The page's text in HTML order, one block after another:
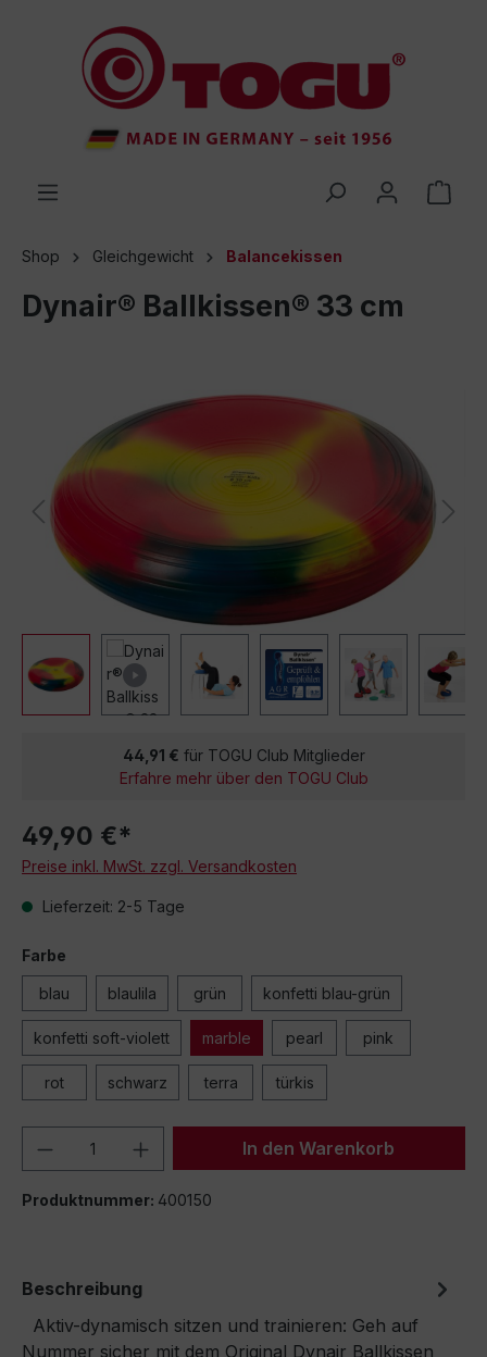
springen
Shop Gleichgewicht Balancekissen
Dynair® Ballkissen® 33 cm
44,91 € für TOGU Club Mitglieder
Erfahre mehr über den TOGU Club
49,90 €*
Preise inkl. MwSt. zzgl. Versandkosten
Lieferzeit: 2-5 Tage
Farbe
blau blaulila grün konfetti blau-grün
konfetti soft-violett marble pearl pink
rot schwarz terra türkis
Produkt Anzahl: Gib denIn den Warenkorb
Produktnummer: 400150
Beschreibung
Aktiv-dynamisch sitzen und trainieren: Geh auf
Nummer sicher mit dem Original Dynair Ballkissen